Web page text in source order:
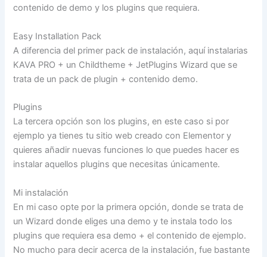
contenido de demo y los plugins que requiera.
Easy Installation Pack
A diferencia del primer pack de instalación, aquí instalarias
KAVA PRO + un Childtheme + JetPlugins Wizard que se
trata de un pack de plugin + contenido demo.
Plugins
La tercera opción son los plugins, en este caso si por
ejemplo ya tienes tu sitio web creado con Elementor y
quieres añadir nuevas funciones lo que puedes hacer es
instalar aquellos plugins que necesitas únicamente.
Mi instalación
En mi caso opte por la primera opción, donde se trata de
un Wizard donde eliges una demo y te instala todo los
plugins que requiera esa demo + el contenido de ejemplo.
No mucho para decir acerca de la instalación, fue bastante